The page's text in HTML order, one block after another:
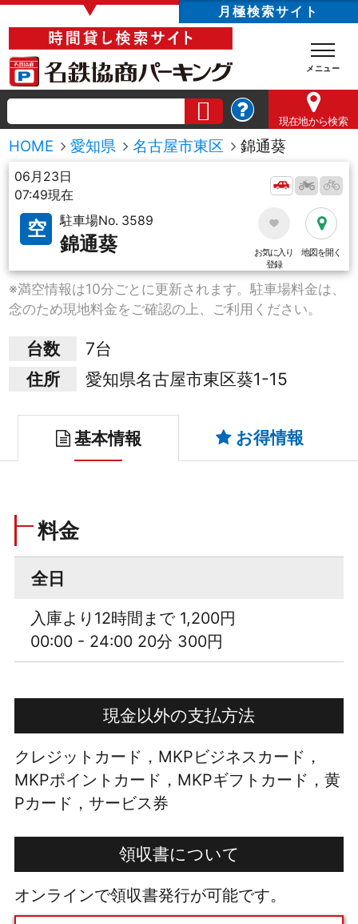
▼ 月極検索サイト
現在地から検索
HOME 愛知県 名古屋市東区 錦通葵
06月23日
07:49現在
空 駐車場No. 3589
錦通葵
お気に入り
登録
地図を開く
※満空情報は10分ごとに更新されます。駐車場料金は、
念のため現地料金をご確認の上、ご利用ください。
台数
7台
住所
愛知県名古屋市東区葵1-15
基本情報 お得情報
料金
全日
入庫より12時間まで 1,200円
00:00 - 24:00 20分 300円
現金以外の支払方法
クレジットカード，MKPビジネスカード，
MKPポイントカード，MKPギフトカード，黄
Pカード，サービス券
領収書について
オンラインで領収書発行が可能です。